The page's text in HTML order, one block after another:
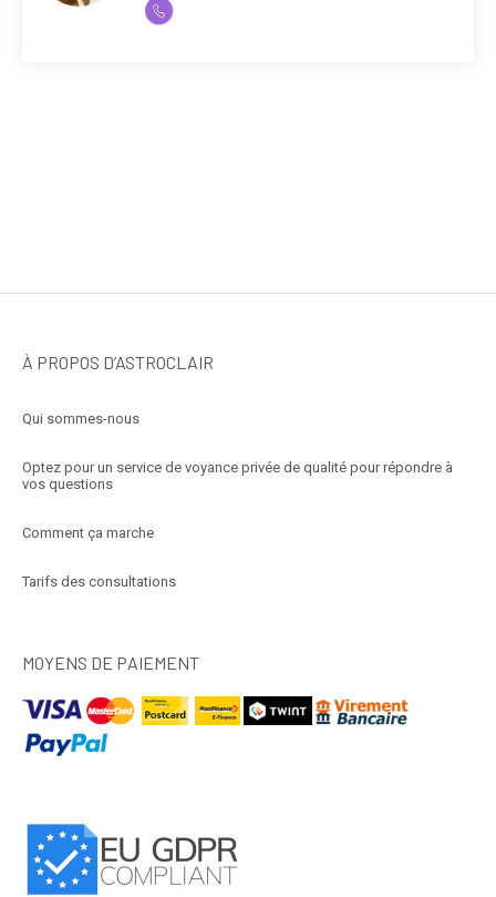
À PROPOS D’ASTROCLAIR
Qui sommes-nous
Optez pour un service de voyance privée de qualité pour répondre à
vos questions
Comment ça marche
Tarifs des consultations
MOYENS DE PAIEMENT